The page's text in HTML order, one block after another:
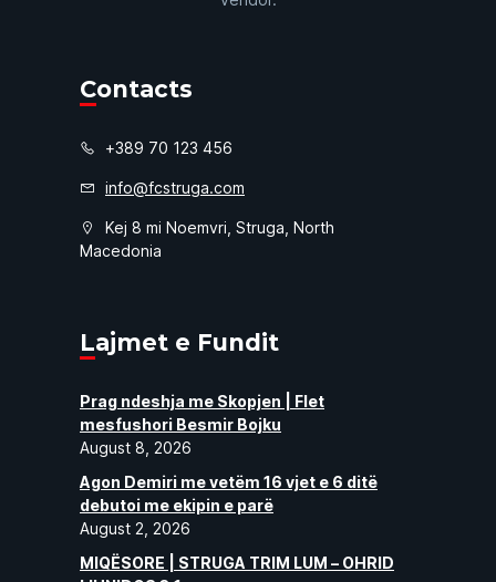
Contacts
+389 70 123 456
info@fcstruga.com
Kej 8 mi Noemvri, Struga, North
Macedonia
Lajmet e Fundit
Prag ndeshja me Skopjen | Flet
mesfushori Besmir Bojku
August 8, 2026
Agon Demiri me vetëm 16 vjet e 6 ditë
debutoi me ekipin e parë
August 2, 2026
MIQËSORE | STRUGA TRIM LUM – OHRID